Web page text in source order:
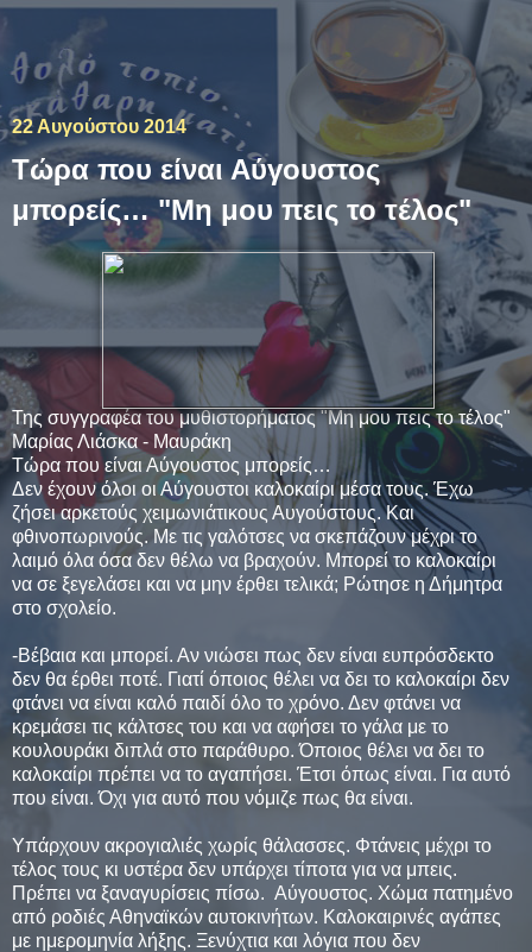
Το θολό τοπίο με την
ξεκάθαρη ματιά.
22 Αυγούστου 2014
Τώρα που είναι Αύγουστος
μπορείς… "Μη μου πεις το τέλος"
Της συγγραφέα του μυθιστορήματος "Μη μου πεις το τέλος"
Μαρίας Λιάσκα - Μαυράκη
Τώρα που είναι Αύγουστος μπορείς…
Δεν έχουν όλοι οι Αύγουστοι καλοκαίρι μέσα τους. Έχω
ζήσει αρκετούς χειμωνιάτικους Αυγούστους. Και
φθινοπωρινούς. Με τις γαλότσες να σκεπάζουν μέχρι το
λαιμό όλα όσα δεν θέλω να βραχούν. Μπορεί το καλοκαίρι
να σε ξεγελάσει και να μην έρθει τελικά; Ρώτησε η Δήμητρα
στο σχολείο.
-Βέβαια και μπορεί. Αν νιώσει πως δεν είναι ευπρόσδεκτο
δεν θα έρθει ποτέ. Γιατί όποιος θέλει να δει το καλοκαίρι δεν
φτάνει να είναι καλό παιδί όλο το χρόνο. Δεν φτάνει να
κρεμάσει τις κάλτσες του και να αφήσει το γάλα με το
κουλουράκι διπλά στο παράθυρο. Όποιος θέλει να δει το
καλοκαίρι πρέπει να το αγαπήσει. Έτσι όπως είναι. Για αυτό
που είναι. Όχι για αυτό που νόμιζε πως θα είναι.
Υπάρχουν ακρογιαλιές χωρίς θάλασσες. Φτάνεις μέχρι το
τέλος τους κι υστέρα δεν υπάρχει τίποτα για να μπεις.
Πρέπει να ξαναγυρίσεις πίσω. Αύγουστος. Χώμα πατημένο
από ροδιές Αθηναϊκών αυτοκινήτων. Καλοκαιρινές αγάπες
με ημερομηνία λήξης. Ξενύχτια και λόγια που δεν